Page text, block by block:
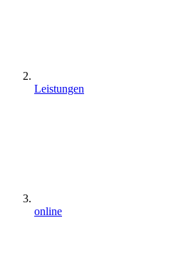
Leistungen
online